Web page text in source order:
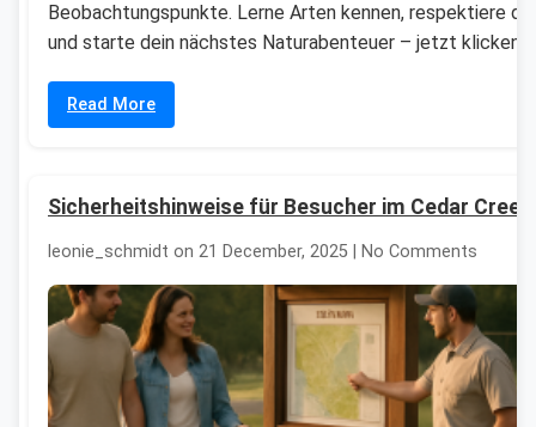
Beobachtungspunkte. Lerne Arten kennen, respektiere
und starte dein nächstes Naturabenteuer – jetzt klicken!
Read More
Sicherheitshinweise für Besucher im Cedar Creek
leonie_schmidt on 21 December, 2025 | No Comments